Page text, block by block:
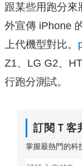
跟某些用跑分來
外宣傳 iPhone
上代機型對比。
Z1、LG G2、
行跑分測試。
訂閱Ｔ客
掌握最熱門的科